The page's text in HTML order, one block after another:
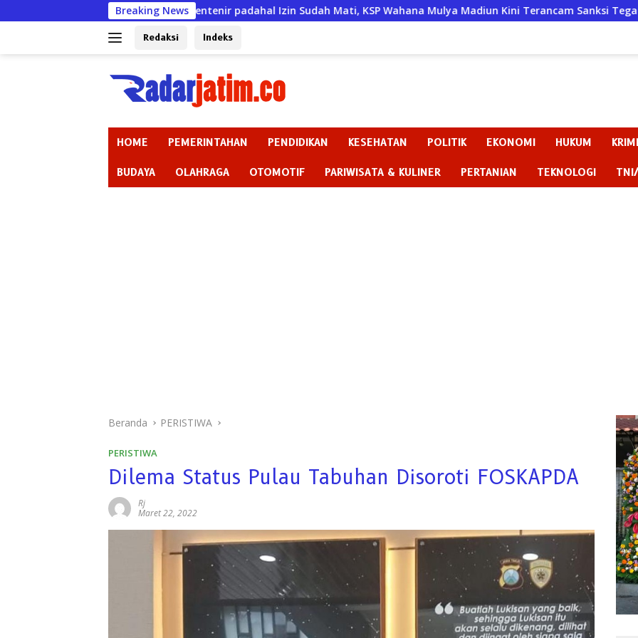
ke
Breaking News
bak Rentenir padahal Izin Sudah Mati, KSP Wahana Mulya Madiun Kini Terancam Sanksi Tegas Badan
Redaksi Indeks
HOME PEMERINTAHAN PENDIDIKAN KESEHATAN POLITIK EKONOMI HUKUM
BUDAYA OLAHRAGA OTOMOTIF PARIWISATA & KULINER PERTANIAN TEKNOLOGI
Beranda PERISTIWA
PERISTIWA
Dilema Status Pulau Tabuhan Disoroti FOSKAPDA
Rj
Maret 22, 2022